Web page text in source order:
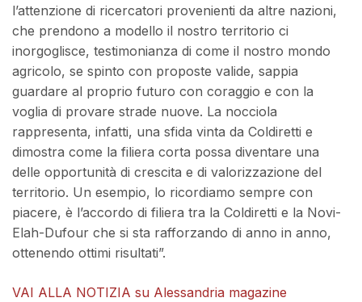
l’attenzione di ricercatori provenienti da altre nazioni,
che prendono a modello il nostro territorio ci
inorgoglisce, testimonianza di come il nostro mondo
agricolo, se spinto con proposte valide, sappia
guardare al proprio futuro con coraggio e con la
voglia di provare strade nuove. La nocciola
rappresenta, infatti, una sfida vinta da Coldiretti e
dimostra come la filiera corta possa diventare una
delle opportunità di crescita e di valorizzazione del
territorio. Un esempio, lo ricordiamo sempre con
piacere, è l’accordo di filiera tra la Coldiretti e la Novi-
Elah-Dufour che si sta rafforzando di anno in anno,
ottenendo ottimi risultati”.
VAI ALLA NOTIZIA su Alessandria magazine